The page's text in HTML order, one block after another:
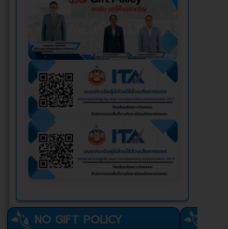
NO GIFT POLICY